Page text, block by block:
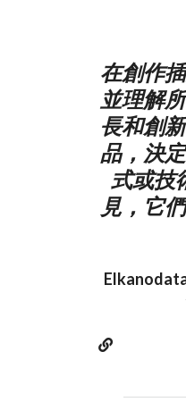
在創作
並理解
長和創
品，決
式或技
見，它